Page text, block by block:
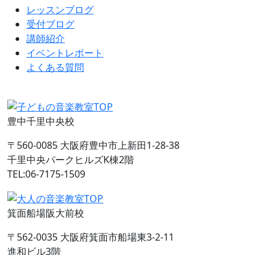
レッスンブログ
受付ブログ
講師紹介
イベントレポート
よくある質問
豊中千里中央校
〒560-0085 大阪府豊中市上新田1-28-38
千里中央パークヒルズK棟2階
TEL:06-7175-1509
箕面船場阪大前校
〒562-0035 大阪府箕面市船場東3-2-11
進和ビル3階